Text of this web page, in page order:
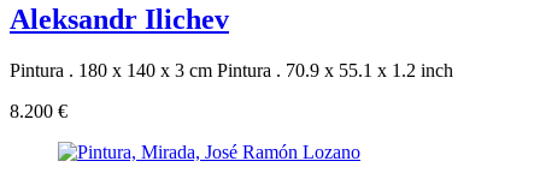
Aleksandr Ilichev
Pintura . 180 x 140 x 3 cm Pintura . 70.9 x 55.1 x 1.2 inch
8.200 €